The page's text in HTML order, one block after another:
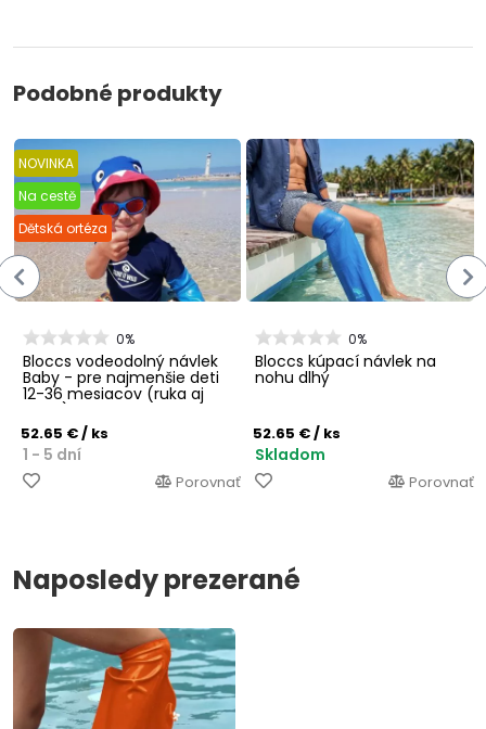
Podobné produkty
NOVINKA
Na cestě
Dětská ortéza
0%
Bloccs vodeodolný návlek
Baby - pre najmenšie deti
12-36 mesiacov (ruka aj
noha)
52.65 €/ ks
1 - 5 dní
Porovnať
0%
Bloccs kúpací návlek na
nohu dlhý
52.65 €/ ks
Skladom
Porovnať
Naposledy prezerané